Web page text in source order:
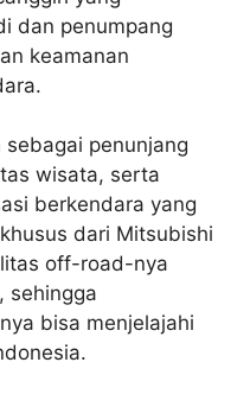
dan penumpang
keamanan
penunjang
wisata, serta
berkendara yang
dari Mitsubishi
off-road-nya
sehingga
bisa menjelajahi